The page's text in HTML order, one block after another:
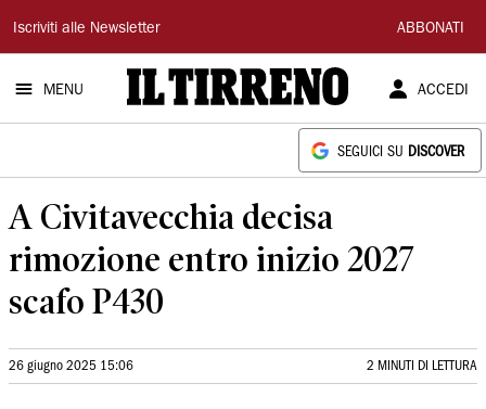
Il
Tirreno
Iscriviti alle Newsletter ABBONATI
MENU ACCEDI
SEGUICI SU DISCOVER
A Civitavecchia decisa
rimozione entro inizio 2027
scafo P430
26 giugno 2025 15:06 2 MINUTI DI LETTURA